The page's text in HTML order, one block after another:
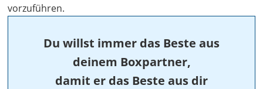
vorzuführen.
Du willst immer das Beste aus
deinem Boxpartner,
damit er das Beste aus dir